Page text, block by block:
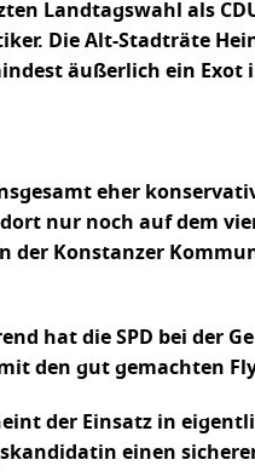
Landtagswahl als
Die Alt-Stadträte
äußerlich ein
eher
nur noch auf dem
der Konstanzer
hat die SPD bei der
den gut gemachten
der Einsatz in
einen